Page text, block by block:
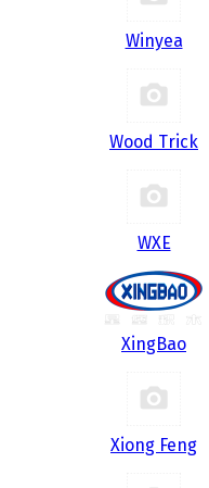
Winyea
Wood Trick
WXE
XingBao
Xiong Feng